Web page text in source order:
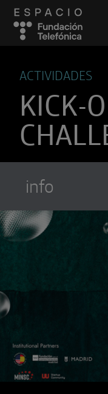
ACTIVIDADES
KICK-
info